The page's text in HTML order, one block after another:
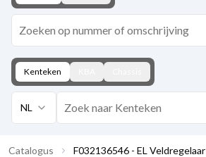
Kenteken
NL
Catalogus F032136546 - EL Veldregelaar